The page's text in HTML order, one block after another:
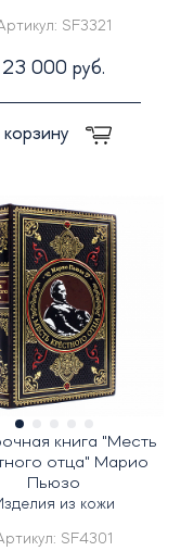
SF3321
23 000 руб.
книга "Месть
отца" Марио
Пьюзо
из кожи
SF4301